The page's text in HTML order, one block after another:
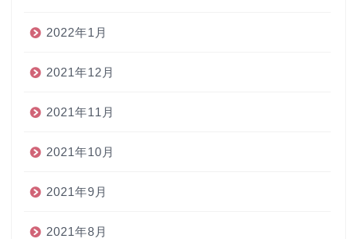
2022年1月
2021年12月
2021年11月
2021年10月
2021年9月
2021年8月